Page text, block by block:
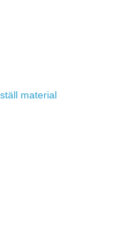
material